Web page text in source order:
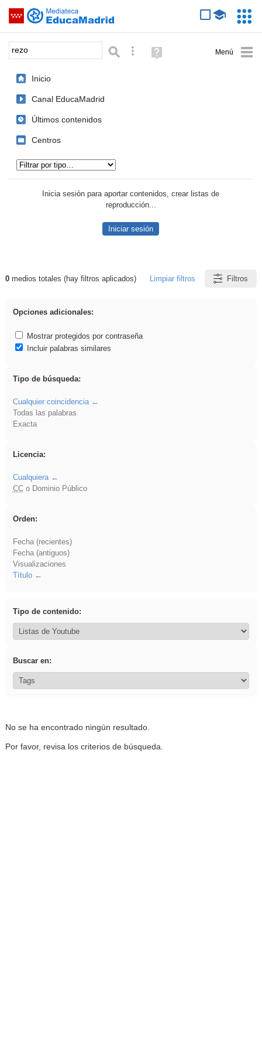
Saltar navegación
Palabra o frase: Búsqueda avanzada
Ayuda
(en
Inicio
Canal EducaMadrid
Últimos contenidos
Centros
Inicia sesión para aportar contenidos, crear listas de
reproducción...
Iniciar sesión
Resultados de: rezo
0medios totales (hay filtros aplicados) Limpiar filtros Filtros
Opciones adicionales:
Mostrar protegidos por contraseña
Incluir palabras similares
Tipo de búsqueda:
Cualquier coincidencia
Todas las palabras
Exacta
Licencia:
Cualquiera
CCo Dominio Público
Orden:
Fecha (recientes)
Fecha (antiguos)
Visualizaciones
Título
Tipo de contenido:
Buscar en:
No se ha encontrado ningún resultado.
Por favor, revisa los criterios de búsqueda.